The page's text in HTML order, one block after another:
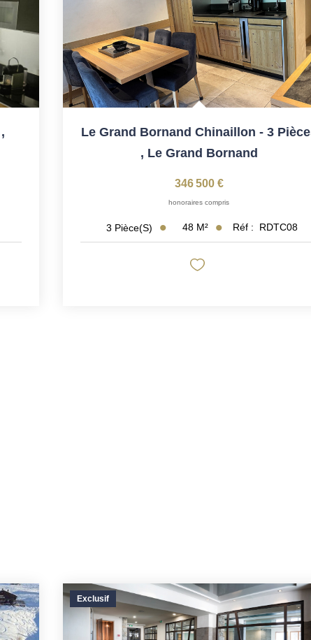
,
Le Grand Bornand Chinaillon - 3
, Le Grand Bornand
346 500 €
honoraires compris
3 Pièce(s) 48 M² Réf : RDTC08
Exclusif